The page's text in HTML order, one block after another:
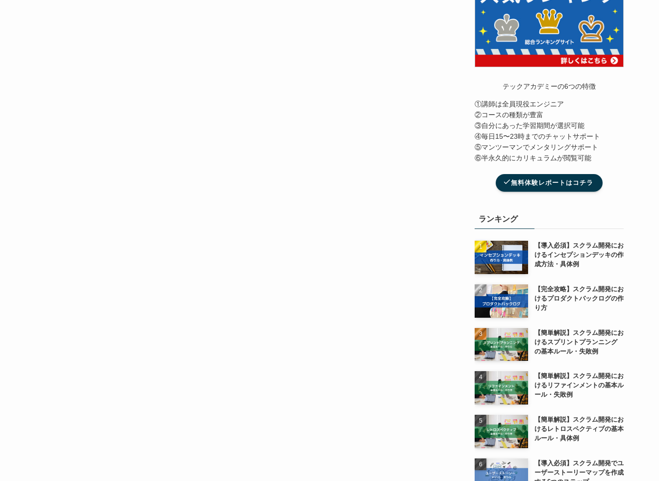
テックアカデミーの6つの特徴
①講師は全員現役エンジニア
②コースの種類が豊富
③自分にあった学習期間が選択可能
④毎日15〜23時までのチャットサポート
⑤マンツーマンでメンタリングサポート
⑥半永久的にカリキュラムが閲覧可能
無料体験レポートはコチラ
ランキング
【導入必須】スクラム開発にお
けるインセプションデッキの作
成方法・具体例
【完全攻略】スクラム開発にお
けるプロダクトバックログの作
り方
【簡単解説】スクラム開発にお
けるスプリントプランニング
の基本ルール・失敗例
【簡単解説】スクラム開発にお
けるリファインメントの基本ル
ール・失敗例
【簡単解説】スクラム開発にお
けるレトロスペクティブの基本
ルール・具体例
【導入必須】スクラム開発でユ
ーザーストーリーマップを作成